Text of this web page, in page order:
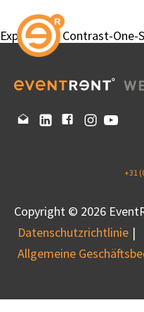
Expandable Contrast-One-
+31
Copyright © 2026
Datenschutzrichtlinie
Allgemeine